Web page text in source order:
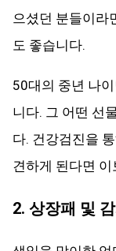
으셨던 분들이라
도 좋습니다.
50대의 중년 나
니다. 그 어떤 선
다. 건강검진을
견하게 된다면
2. 상장패 및